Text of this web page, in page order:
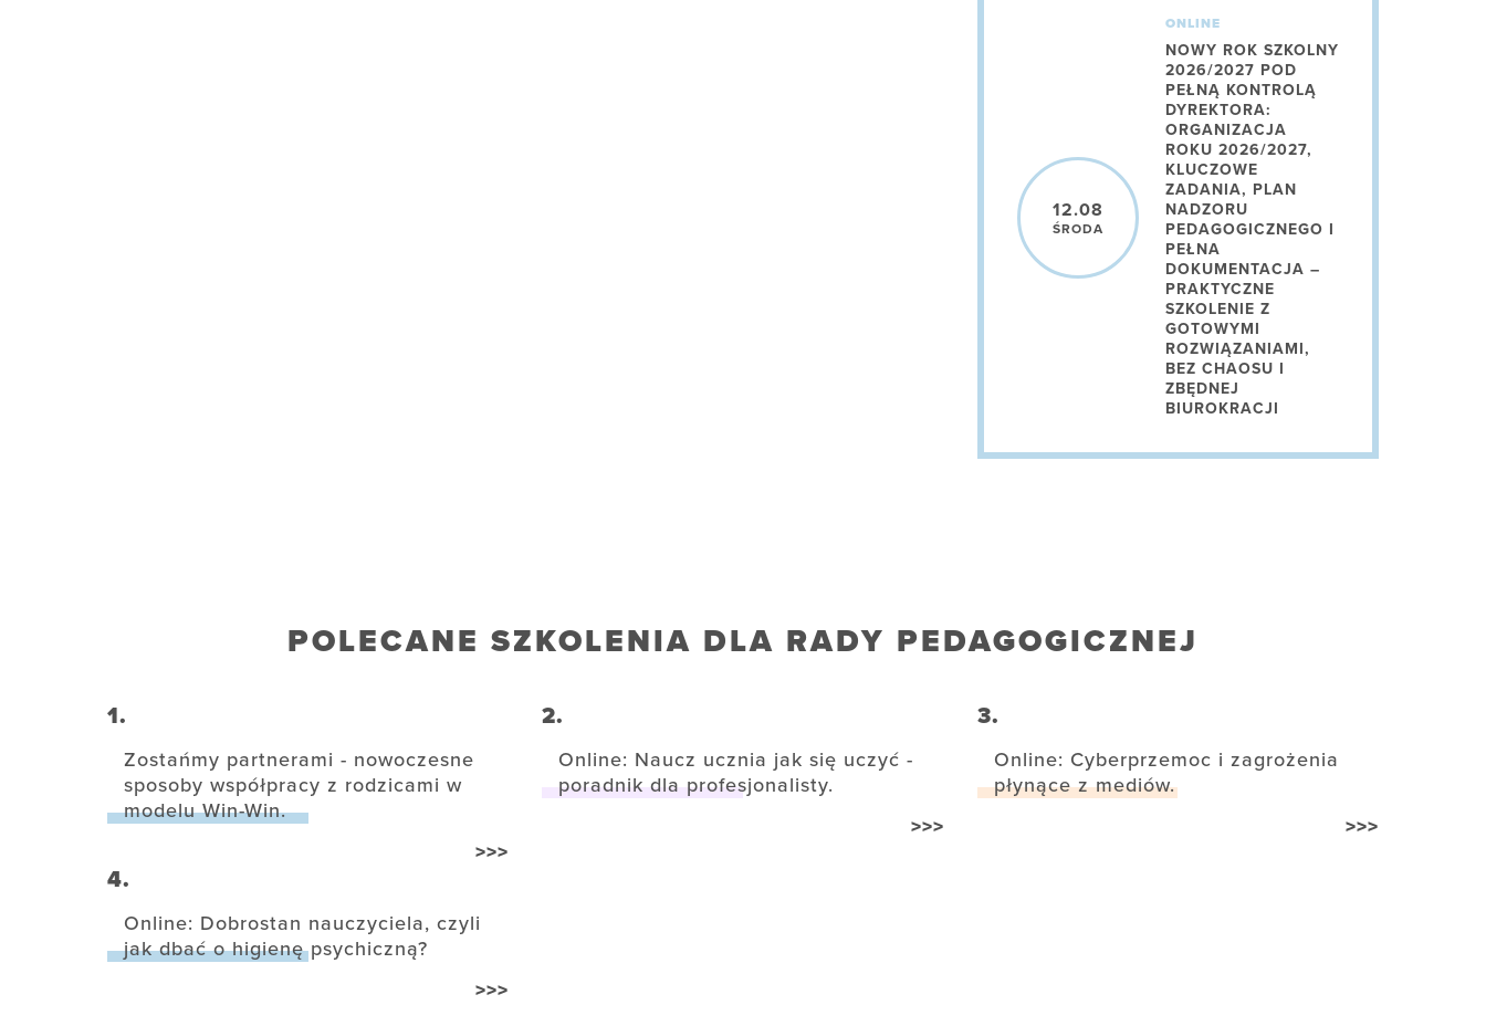
12.08
ŚRODA
ONLINE
NOWY ROK SZKOLNY
2026/2027 POD
PEŁNĄ KONTROLĄ
DYREKTORA:
ORGANIZACJA
ROKU 2026/2027,
KLUCZOWE
ZADANIA, PLAN
NADZORU
PEDAGOGICZNEGO I
PEŁNA
DOKUMENTACJA –
PRAKTYCZNE
SZKOLENIE Z
GOTOWYMI
ROZWIĄZANIAMI,
BEZ CHAOSU I
ZBĘDNEJ
BIUROKRACJI
POLECANE SZKOLENIA DLA RADY PEDAGOGICZNEJ
1.
Zostańmy partnerami - nowoczesne
sposoby współpracy z rodzicami w
modelu Win-Win.
>>>
2.
Online: Naucz ucznia jak się uczyć -
poradnik dla profesjonalisty.
>>>
3.
Online: Cyberprzemoc i zagrożenia
płynące z mediów.
>>>
4.
Online: Dobrostan nauczyciela, czyli
jak dbać o higienę psychiczną?
>>>